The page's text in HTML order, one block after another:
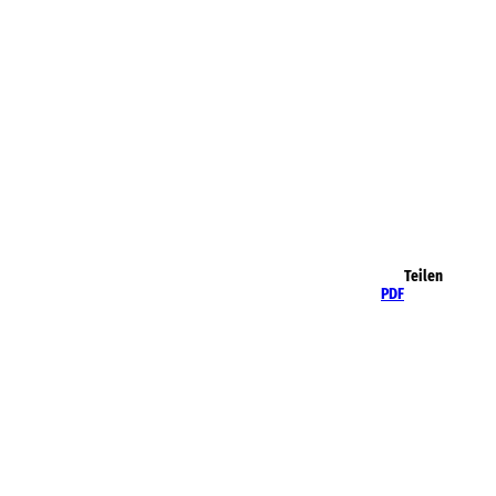
PDF
Teilen